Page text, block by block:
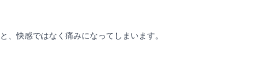
快感ではなく痛みになってしまいます。